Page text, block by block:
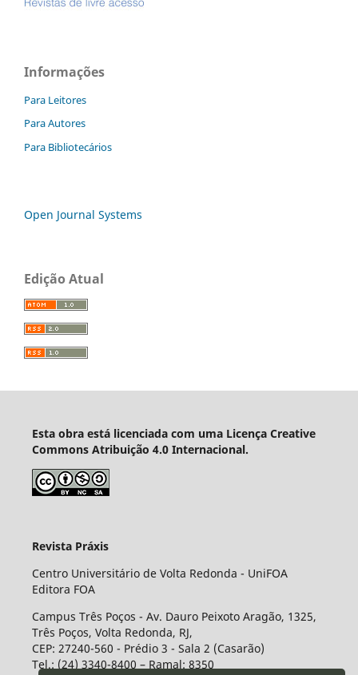
Informações
Para Leitores
Para Autores
Para Bibliotecários
Open Journal Systems
Edição Atual
Esta obra está licenciada com uma Licença Creative
Commons Atribuição 4.0 Internacional.
Revista Práxis
Centro Universitário de Volta Redonda - UniFOA
Editora FOA
Campus Três Poços - Av. Dauro Peixoto Aragão, 1325,
Três Poços, Volta Redonda, RJ,
CEP: 27240-560 - Prédio 3 - Sala 2 (Casarão)
Tel.: (24) 3340-8400 – Ramal: 8350